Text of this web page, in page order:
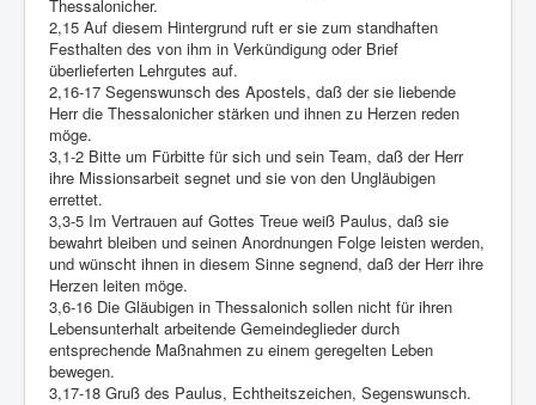
Thessalonicher.
2,15 Auf diesem Hintergrund ruft er sie zum standhaften
Festhalten des von ihm in Verkündigung oder Brief
überlieferten Lehrgutes auf.
2,16-17 Segenswunsch des Apostels, daß der sie liebende
Herr die Thessalonicher stärken und ihnen zu Herzen reden
möge.
3,1-2 Bitte um Fürbitte für sich und sein Team, daß der Herr
ihre Missionsarbeit segnet und sie von den Ungläubigen
errettet.
3,3-5 Im Vertrauen auf Gottes Treue weiß Paulus, daß sie
bewahrt bleiben und seinen Anordnungen Folge leisten werden,
und wünscht ihnen in diesem Sinne segnend, daß der Herr ihre
Herzen leiten möge.
3,6-16 Die Gläubigen in Thessalonich sollen nicht für ihren
Lebensunterhalt arbeitende Gemeindeglieder durch
entsprechende Maßnahmen zu einem geregelten Leben
bewegen.
3,17-18 Gruß des Paulus, Echtheitszeichen, Segenswunsch.